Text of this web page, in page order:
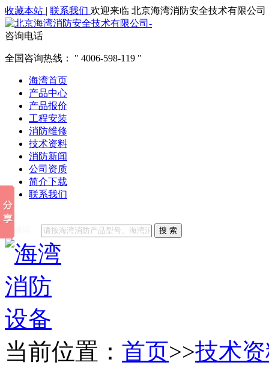
收藏本站 | 联系我们 欢迎来临 北京海湾消防安全技术有限公司
咨询电话
全国咨询热线： 4006-598-119
海湾首页
产品中心
产品报价
工程安装
消防维修
技术资料
消防新闻
公司资质
简介下载
联系我们
他们都在搜索:
搜 索
当前位置： 首页>>技术